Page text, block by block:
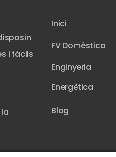
i fàcils
Inici
FV Domèstica
Enginyeria
Energètica
Blog